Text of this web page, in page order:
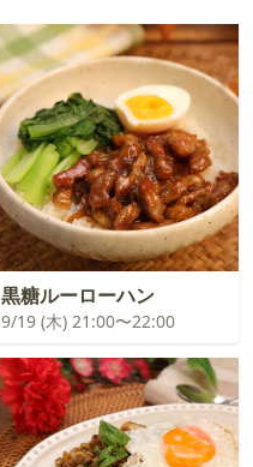
黒糖ルーローハン
9/19 (木) 21:00〜22:00